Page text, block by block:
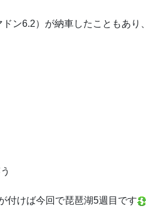
ン6.2）が納車したこともあり、
付けば今回で琵琶湖5週目です